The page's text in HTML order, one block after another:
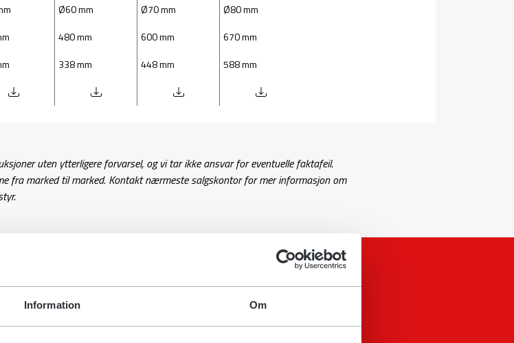
Information Om
Ø60 mm Ø70 mm
Ø80 mm
480 mm 600 mm
670 mm
338 mm 448 mm
588 mm
uten ytterligere forvarsel, og vi tar ikke ansvar for eventuelle faktafeil.
fra marked til marked. Kontakt nærmeste salgskontor for mer informasjon om
vi deg så snart som mulig.